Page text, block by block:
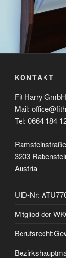
KONTAKT
Fit Harry GmbH
Mail:
Tel: 0664 184
3203
Austria
UID-Nr:
Mitglied der